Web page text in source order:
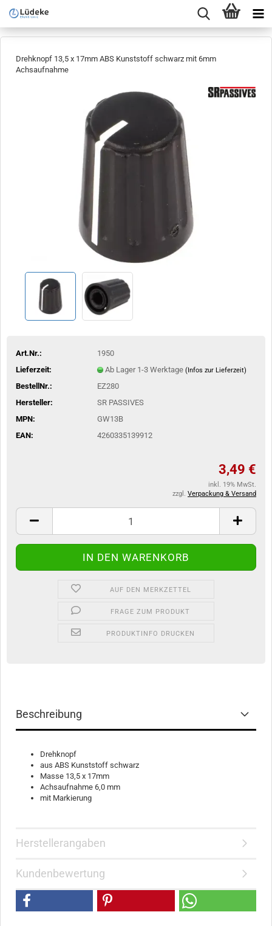
Drehknopf 13,5 x 17mm ABS Kunststoff schwarz mit 6mm
Achsaufnahme
Art.Nr.:
1950
Lieferzeit:
Ab Lager 1-3 Werktage (Infos zur Lieferzeit)
BestellNr.:
EZ280
Hersteller:
SR PASSIVES
MPN:
GW13B
EAN:
4260335139912
3,49 €
inkl. 19% MwSt.
zzgl. Verpackung & Versand
AUF DEN MERKZETTEL
FRAGE ZUM PRODUKT
PRODUKTINFO DRUCKEN
Beschreibung
Drehknopf
aus ABS Kunststoff schwarz
Masse 13,5 x 17mm
Achsaufnahme 6,0 mm
mit Markierung
Herstellerangaben
Kundenbewertung